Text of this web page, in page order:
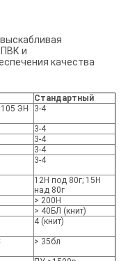
и
качества
Стандартный
ЭН
3-4
3-4
3-4
3-4
3-4
12Н под 80г; 15Н
над 80г
> 200Н
> 40БЛ (книт)
4 (книт)
> 35бл